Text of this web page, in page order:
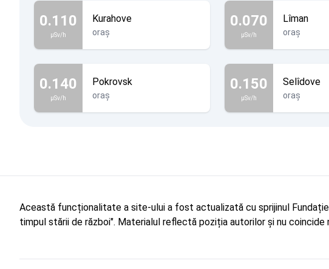
0.110
µSv/h
Kurahove
oraș
0.070
µSv/h
Lîman
oraș
0.140
µSv/h
Pokrovsk
oraș
0.150
µSv/h
Selîdove
oraș
Această funcționalitate a site-ului a fost actualizată cu sprijinul
timpul stării de război". Materialul reflectă poziția autorilor și nu